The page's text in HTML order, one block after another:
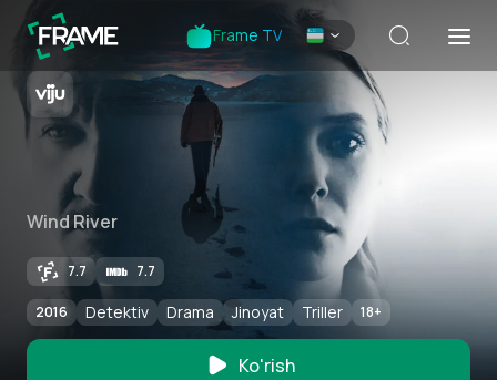
Frame TV
Wind River
7.7 7.7
2016 Detektiv Drama Jinoyat Triller 18+
Ko'rish